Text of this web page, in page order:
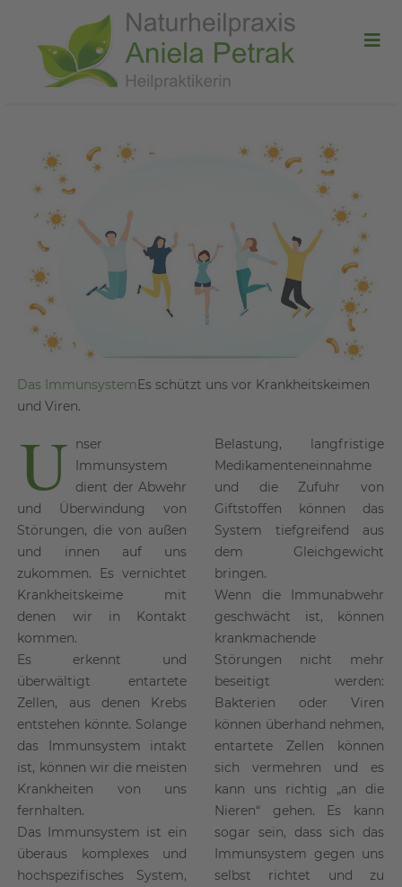
Das ImmunsystemEs schützt uns vor Krankheitskeimen
und Viren.
U nser
Immunsystem
dient der Abwehr
und Überwindung von
Störungen, die von außen
und innen auf uns
zukommen. Es vernichtet
Krankheitskeime mit
denen wir in Kontakt
kommen.
Es erkennt und
überwältigt entartete
Zellen, aus denen Krebs
entstehen könnte. Solange
das Immunsystem intakt
ist, können wir die meisten
Krankheiten von uns
fernhalten.
Das Immunsystem ist ein
überaus komplexes und
hochspezifisches System,
Belastung, langfristige
Medikamenteneinnahme
und die Zufuhr von
Giftstoffen können das
System tiefgreifend aus
dem Gleichgewicht
bringen.
Wenn die Immunabwehr
geschwächt ist, können
krankmachende
Störungen nicht mehr
beseitigt werden:
Bakterien oder Viren
können überhand nehmen,
entartete Zellen können
sich vermehren und es
kann uns richtig „an die
Nieren“ gehen. Es kann
sogar sein, dass sich das
Immunsystem gegen uns
selbst richtet und zu